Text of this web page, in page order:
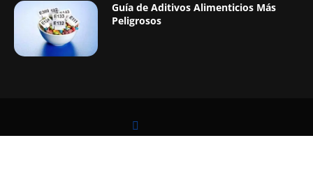
Guía de Aditivos Alimenticios Más
Peligrosos